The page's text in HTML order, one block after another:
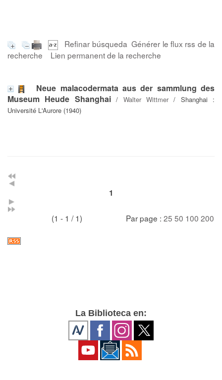
Refinar búsqueda Générer le flux rss de la
recherche
Lien permanent de la recherche
Neue malacodermata aus der sammlung des
Museum Heude Shanghai/ Walter Wittmer/ Shanghai :
Université L'Aurore (1940)
1
(1 - 1 / 1) Par page : 25 50 100 200
La Biblioteca en: